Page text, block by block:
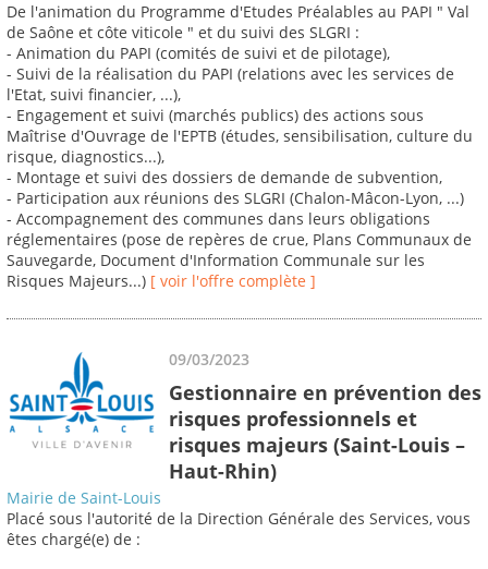
De l'animation du Programme d'Etudes Préalables au PAPI " Val
de Saône et côte viticole " et du suivi des SLGRI :
- Animation du PAPI (comités de suivi et de pilotage),
- Suivi de la réalisation du PAPI (relations avec les services de
l'Etat, suivi financier, ...),
- Engagement et suivi (marchés publics) des actions sous
Maîtrise d'Ouvrage de l'EPTB (études, sensibilisation, culture du
risque, diagnostics...),
- Montage et suivi des dossiers de demande de subvention,
- Participation aux réunions des SLGRI (Chalon-Mâcon-Lyon, ...)
- Accompagnement des communes dans leurs obligations
réglementaires (pose de repères de crue, Plans Communaux de
Sauvegarde, Document d'Information Communale sur les
Risques Majeurs...) [ voir l'offre complète ]
09/03/2023
Gestionnaire en prévention des
risques professionnels et
risques majeurs (Saint-Louis –
Haut-Rhin)
Mairie de Saint-Louis
Placé sous l'autorité de la Direction Générale des Services, vous
êtes chargé(e) de :